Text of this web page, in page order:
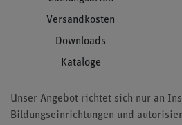
Versandkosten
Downloads
Kataloge
Unser Angebot richtet sich nur an
Bildungseinrichtungen und